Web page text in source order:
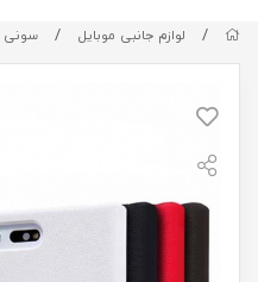
/ لوازم جانبی موبایل / سونی Sony